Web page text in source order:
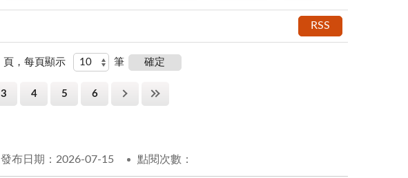
RSS
頁，每頁顯示 筆
3 4 5 6
發布日期：2026-07-15 點閱次數：